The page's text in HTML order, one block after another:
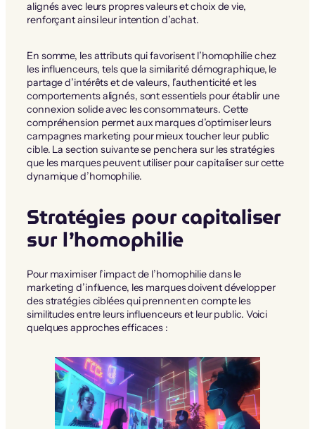
alignés avec leurs propres valeurs et choix de vie,
renforçant ainsi leur intention d’achat.
En somme, les attributs qui favorisent l’homophilie chez
les influenceurs, tels que la similarité démographique, le
partage d’intérêts et de valeurs, l’authenticité et les
comportements alignés, sont essentiels pour établir une
connexion solide avec les consommateurs. Cette
compréhension permet aux marques d’optimiser leurs
campagnes marketing pour mieux toucher leur public
cible. La section suivante se penchera sur les stratégies
que les marques peuvent utiliser pour capitaliser sur cette
dynamique d’homophilie.
Stratégies pour capitaliser
sur l’homophilie
Pour maximiser l’impact de l’homophilie dans le
marketing d’influence, les marques doivent développer
des stratégies ciblées qui prennent en compte les
similitudes entre leurs influenceurs et leur public. Voici
quelques approches efficaces :